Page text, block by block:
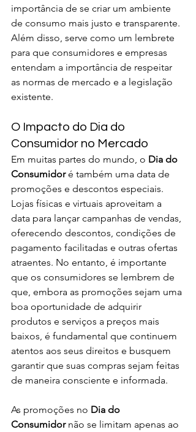
importância de se criar um ambiente
de consumo mais justo e transparente.
Além disso, serve como um lembrete
para que consumidores e empresas
entendam a importância de respeitar
as normas de mercado e a legislação
existente.
O Impacto do Dia do
Consumidor no Mercado
Em muitas partes do mundo, o Dia do
Consumidor é também uma data de
promoções e descontos especiais.
Lojas físicas e virtuais aproveitam a
data para lançar campanhas de vendas,
oferecendo descontos, condições de
pagamento facilitadas e outras ofertas
atraentes. No entanto, é importante
que os consumidores se lembrem de
que, embora as promoções sejam uma
boa oportunidade de adquirir
produtos e serviços a preços mais
baixos, é fundamental que continuem
atentos aos seus direitos e busquem
garantir que suas compras sejam feitas
de maneira consciente e informada.
As promoções no Dia do
Consumidor não se limitam apenas ao